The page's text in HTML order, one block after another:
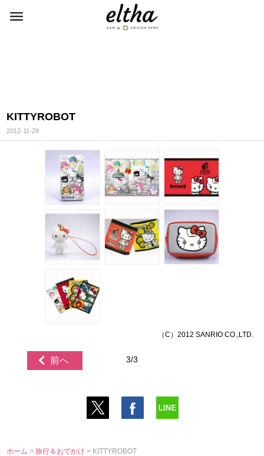
KITTYROBOT
2012-11-29
（C）2012 SANRIO CO.,LTD.
前へ 3/3
ホーム >旅行＆おでかけ> KITTYROBOT